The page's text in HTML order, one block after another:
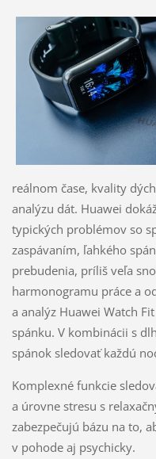
reálnom čase, kvality
analýzu dát. Huawei
typických problémov so
zaspávaním, ľahkého
prebudenia, príliš veľa
harmonogramu práce a
a analýz Huawei Watch
spánku. V kombinácii s
spánok sledovať každú
Komplexné funkcie
a úrovne stresu s
zabezpečujú bázu na to,
v pohode aj psychicky.